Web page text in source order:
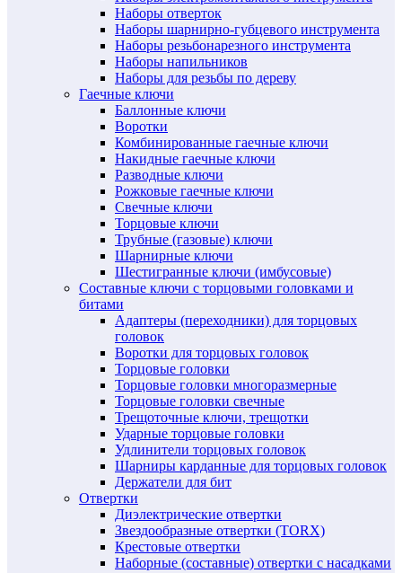
Наборы отверток
Наборы шарнирно-губцевого инструмента
Наборы резьбонарезного инструмента
Наборы напильников
Наборы для резьбы по дереву
Гаечные ключи
Баллонные ключи
Воротки
Комбинированные гаечные ключи
Накидные гаечные ключи
Разводные ключи
Рожковые гаечные ключи
Свечные ключи
Торцовые ключи
Трубные (газовые) ключи
Шарнирные ключи
Шестигранные ключи (имбусовые)
Составные ключи с торцовыми головками и
битами
Адаптеры (переходники) для торцовых
головок
Воротки для торцовых головок
Торцовые головки
Торцовые головки многоразмерные
Торцовые головки свечные
Трещоточные ключи, трещотки
Ударные торцовые головки
Удлинители торцовых головок
Шарниры карданные для торцовых головок
Держатели для бит
Отвертки
Диэлектрические отвертки
Звездообразные отвертки (TORX)
Крестовые отвертки
Наборные (составные) отвертки с насадками